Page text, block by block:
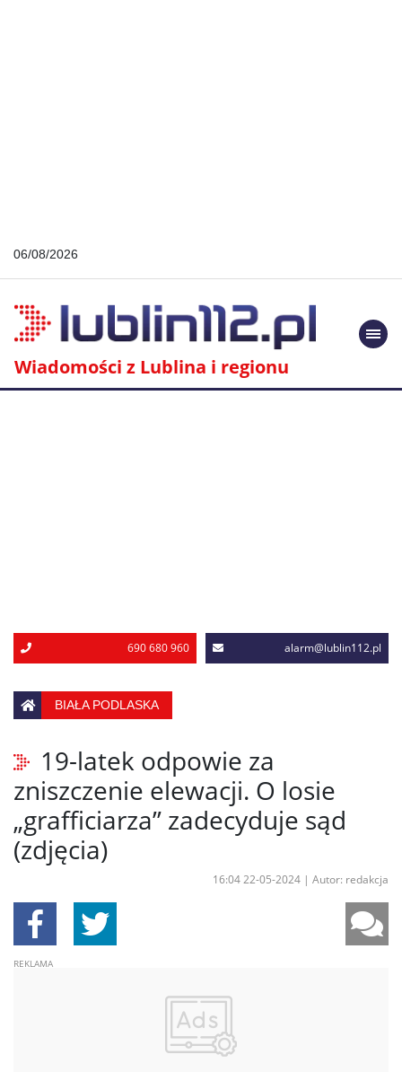
06/08/2026
Wiadomości z Lublina i regionu
690 680 960 alarm@lublin112.pl
BIAŁA PODLASKA
19-latek odpowie za
zniszczenie elewacji. O losie
„grafficiarza” zadecyduje sąd
(zdjęcia)
16:04 22-05-2024 | Autor: redakcja